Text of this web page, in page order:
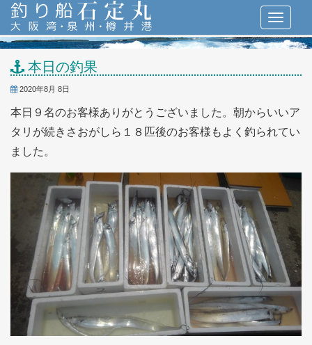
本日の釣果
2020年8月 8日
本日９名のお客様ありがとうございました。朝からいいア
タリが続きさおがしら１８匹後のお客様もよく釣られてい
ました。